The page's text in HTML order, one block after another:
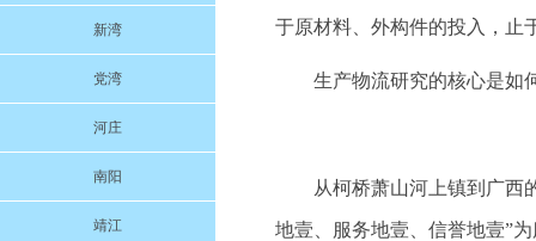
新湾
党湾
河庄
南阳
靖江
于原材料、外构件的投入，止
生产物流研究的核心是如
从柯桥萧山河上镇到广西
地壹、服务地壹、信誉地壹”